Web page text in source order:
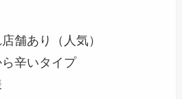
舗あり（人気）
辛いタイプ